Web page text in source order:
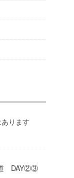
ります
道 DAY②③